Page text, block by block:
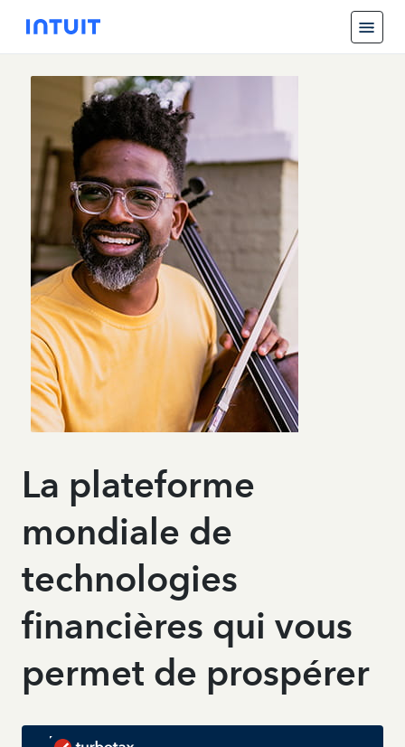
La plateforme
mondiale de
technologies
financières qui vous
permet de prospérer